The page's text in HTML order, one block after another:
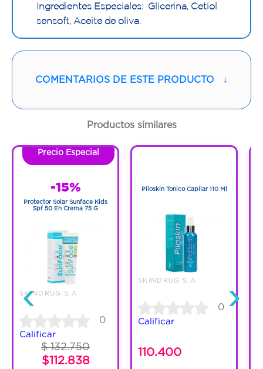
Ingredientes Especiales: Glicerina, Cetiol
sensoft, Aceite de oliva.
Modo de Uso: Aplicar de 2 a 3 veces en el
COMENTARIOS DE ESTE PRODUCTO
↓
Productos similares
‹
Precio Especial
-15%
Protector Solar Sunface Kids
Spf 50 En Crema 75 G
SKINDRUG S.A
0
Calificar
$ 132.750
$112.838
Piloskin Tonico Capilar 110 Ml
SKINDRUG S.A
0
Calificar
110.400
›